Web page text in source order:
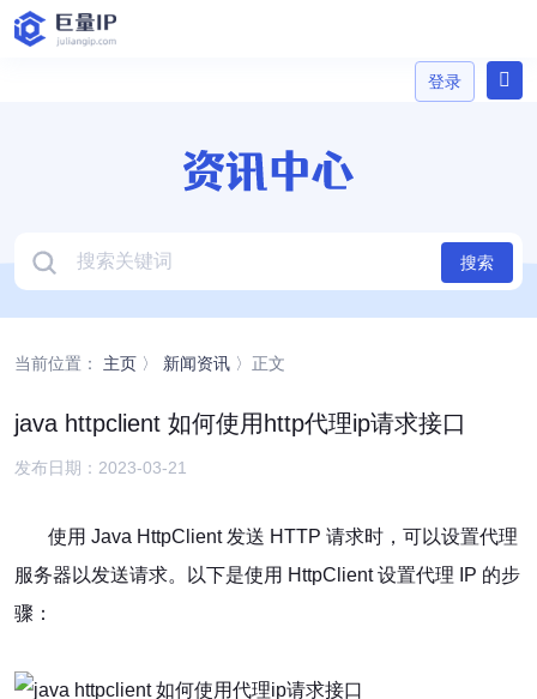
登录
搜索
当前位置： 主页 〉 新闻资讯 〉正文
java httpclient 如何使用http代理ip请求接口
发布日期：2023-03-21
使用 Java HttpClient 发送 HTTP 请求时，可以设置代理
服务器以发送请求。以下是使用 HttpClient 设置代理 IP 的步
骤：